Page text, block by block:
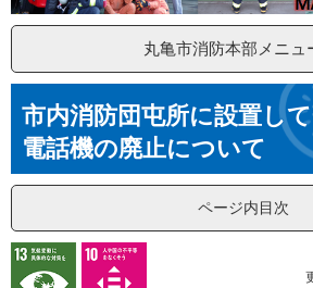
丸亀市消防本部メニュ
文市内消防団屯所に設置し
電話機の廃止について
ページ内目次